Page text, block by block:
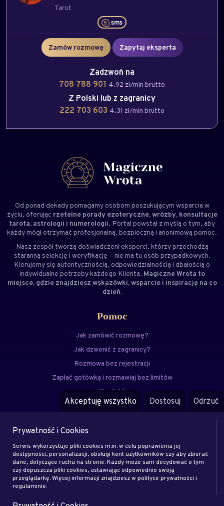
Tarot
sms
Zamów rozmowę Zapytaj eksperta
Zadzwoń na
708 788 901 4.92 zł/min brutto
Z Polski lub z zagranicy
222 703 603 4.31 zł/min brutto
Od ponad dekady pomagamy osobom poszukującym wsparcia w
życiu, oferując rzetelne porady ezoteryczne, wróżby, konsultacje
tarota, astrologii i numerologii. Portal powstał z myślą o tym, aby
każdy mógł otrzymać profesjonalną, bezpieczną i anonimową pomoc.
Nasz zespół tworzą doświadczeni eksperci, którzy przechodzą
staranną selekcję i weryfikację – nie ma tu osób przypadkowych.
Kierujemy się autentycznością, odpowiedzialnością i dbałością o
indywidualne potrzeby każdego Klienta. Magiczne Wrota to
miejsce, gdzie znajdziesz wskazówki, wsparcie i inspirację na co
dzień.
Pomoc
Jak zamówić rozmowę?
Jak dzwonić z zagranicy?
Rozmowa bez rejestracji
Zapłać gotówką i rozmawiaj bez limitów
Kontakt
FAQ
Eksperci
Zostań klientem
Zostań ekspertem
Akceptuję wszystko Dostosuj Odrzuć
Prywatność i Cookies
Serwis wykorzystuje pliki cookies m.in. w celu poprawienia jej
dostępności, personalizacji, obsługi kont użytkowników czy aby zbierać
dane, dotyczące ruchu na stronie. Każdy może sam decydować o tym
czy dopuszcza pliki cookies, ustawiając odpowiednio swoją
przeglądarkę. Więcej informacji znajdziesz w polityce prywatności i
regulaminie.